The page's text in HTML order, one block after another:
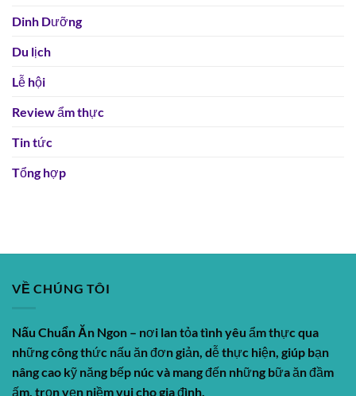
Dinh Dưỡng
Du lịch
Lễ hội
Review ẩm thực
Tin tức
Tổng hợp
VỀ CHÚNG TÔI
Nấu Chuẩn Ăn Ngon – nơi lan tỏa tình yêu ẩm thực qua
những công thức nấu ăn đơn giản, dễ thực hiện, giúp bạn
nâng cao kỹ năng bếp núc và mang đến những bữa ăn đầm
ấm, trọn vẹn niềm vui cho gia đình.